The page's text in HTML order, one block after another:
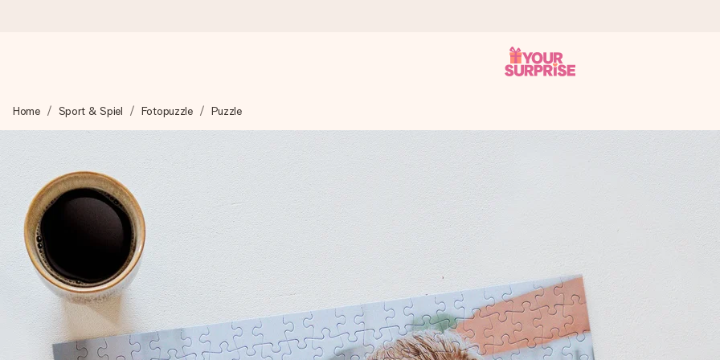
Wir bereiten dein Geschenk sorgfältig vor und schicken es blitzschnell – damit du es genau zum richtigen Zeitpunkt überreichen
4,8 (basierend auf +15.000 Bewertungen)
Unsere Geschenke begeistern. Kunden bewerten uns mit 4,8 bei Google Reviews (Gesamtergebnis aller Länder, in die wir
Mit Liebe gemacht, im Handumdrehen
Erstelle etwas Einzigartiges in wenigen Schritten – mit ihrem Namen, deinem Foto oder einer Nachricht von Herzen. Kein
Home Sport & Spiel Fotopuzzle Puzzle